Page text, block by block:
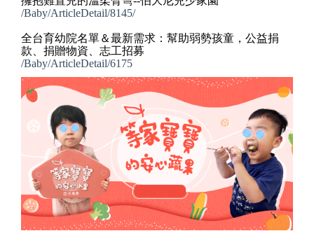
/Baby/ArticleDetail/8145/
全台育幼院名單＆最新需求：幫助弱勢孩童，公益捐
款、捐贈物資、志工招募
/Baby/ArticleDetail/6175